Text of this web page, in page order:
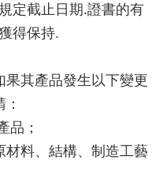
定截止日期.證書的有
得保持.
其產品發生以下變更
品；
材料、結構、制造工藝